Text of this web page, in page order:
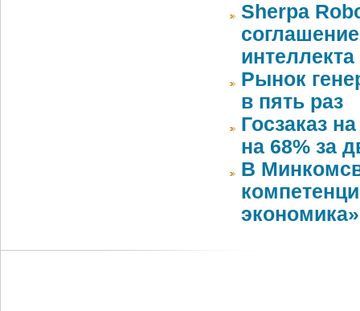
Sherpa
интеллекта
Рынок
в пять раз
Госзаказ
на 68% за
В
экономика»